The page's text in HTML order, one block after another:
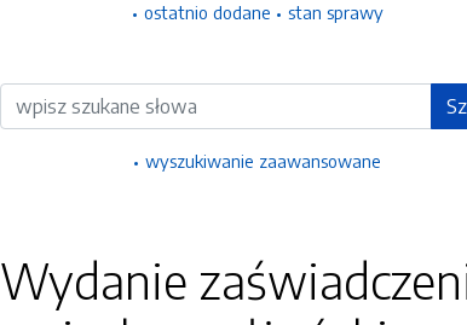
ostatnio dodane stan sprawy
Wyszukiwarka
wyszukiwanie zaawansowane
Wydanie